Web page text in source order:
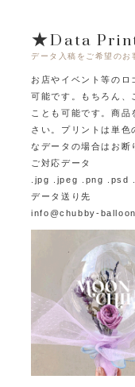
★Data
データ入稿をご希望のお
お店やイベント等のロ
可能です。
もちろん、
ことも可能です。商品
さい。プリントは単色
なデータの場合はお断
ご対応データ
.jpg .jpeg .png .psd
データ送り先
info@chubby-